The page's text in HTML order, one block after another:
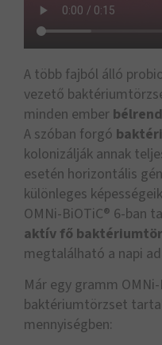
A több fajból álló
vezető
minden ember
A szóban forgó
kolonizálják annak
esetén horizontális
különleges
OMNi-BiOTiC® 6-ban
aktív fő
megtalálható a napi
Már egy gramm
baktériumtörzset
mennyiségben: